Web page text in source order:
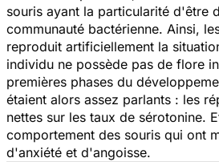
souris ayant la particularité d'être
communauté bactérienne. Ainsi,
reproduit artificiellement la
individu ne possède pas de flore
premières phases du
étaient alors assez parlants : les
nettes sur les taux de sérotonine.
comportement des souris qui ont
d'anxiété et d'angoisse.